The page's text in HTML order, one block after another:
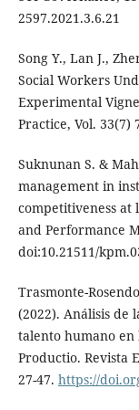
2597.2021.3.6.21
Song Y., Lan J.,
Social Workers
Experimental
Practice, Vol. 33(7)
Suknunan S. &
management in
competitiveness at
and Performance
doi:10.21511/
Trasmonte-
(2022). Análisis de
talento humano en
Productio. Revista
27-47. https://